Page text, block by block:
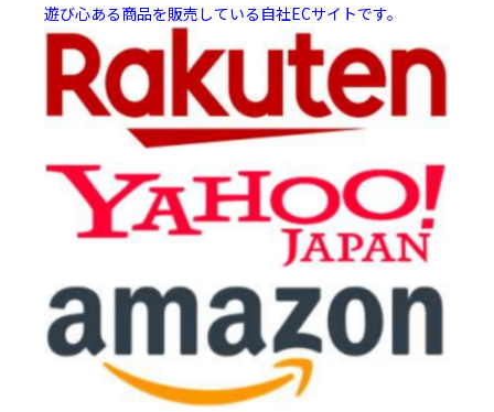
遊び心ある商品を販売している自社ECサイトです。